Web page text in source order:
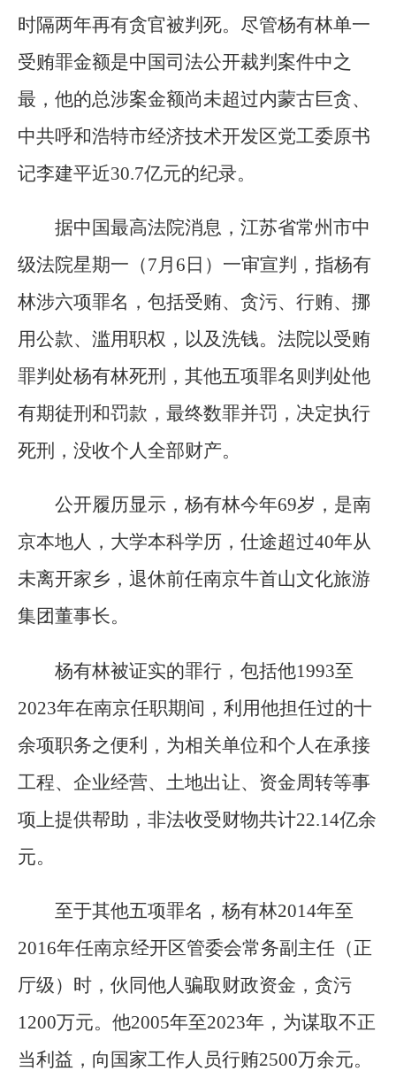
时隔两年再有贪官被判死。尽管杨有林单一
受贿罪金额是中国司法公开裁判案件中之
最，他的总涉案金额尚未超过内蒙古巨贪、
中共呼和浩特市经济技术开发区党工委原书
记李建平近30.7亿元的纪录。
据中国最高法院消息，江苏省常州市中
级法院星期一（7月6日）一审宣判，指杨有
林涉六项罪名，包括受贿、贪污、行贿、挪
用公款、滥用职权，以及洗钱。法院以受贿
罪判处杨有林死刑，其他五项罪名则判处他
有期徒刑和罚款，最终数罪并罚，决定执行
死刑，没收个人全部财产。
公开履历显示，杨有林今年69岁，是南
京本地人，大学本科学历，仕途超过40年从
未离开家乡，退休前任南京牛首山文化旅游
集团董事长。
杨有林被证实的罪行，包括他1993至
2023年在南京任职期间，利用他担任过的十
余项职务之便利，为相关单位和个人在承接
工程、企业经营、土地出让、资金周转等事
项上提供帮助，非法收受财物共计22.14亿余
元。
至于其他五项罪名，杨有林2014年至
2016年任南京经开区管委会常务副主任（正
厅级）时，伙同他人骗取财政资金，贪污
1200万元。他2005年至2023年，为谋取不正
当利益，向国家工作人员行贿2500万余元。